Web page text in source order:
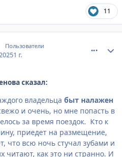
11
Пользователи
1 г.
сказал:
владельца быт налажен
и очень, но мне попасть в
за время поездок. Кто к
приедет на размещение,
что всю ночь стучал зубами и
читают, как это ни странно. И